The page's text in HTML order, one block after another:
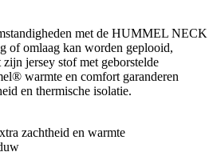
met de HUMMEL NECK
of omlaag kan worden geplooid,
jersey stof met geborstelde
warmte en comfort garanderen
en thermische isolatie.
zachtheid en warmte